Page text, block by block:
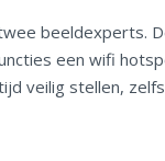
beeldexperts.
een wifi
veilig stellen,